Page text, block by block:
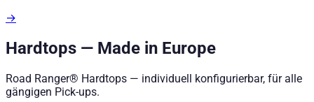
→
Hardtops — Made in Europe
Road Ranger® Hardtops — individuell konfigurierbar, für alle
gängigen Pick-ups.